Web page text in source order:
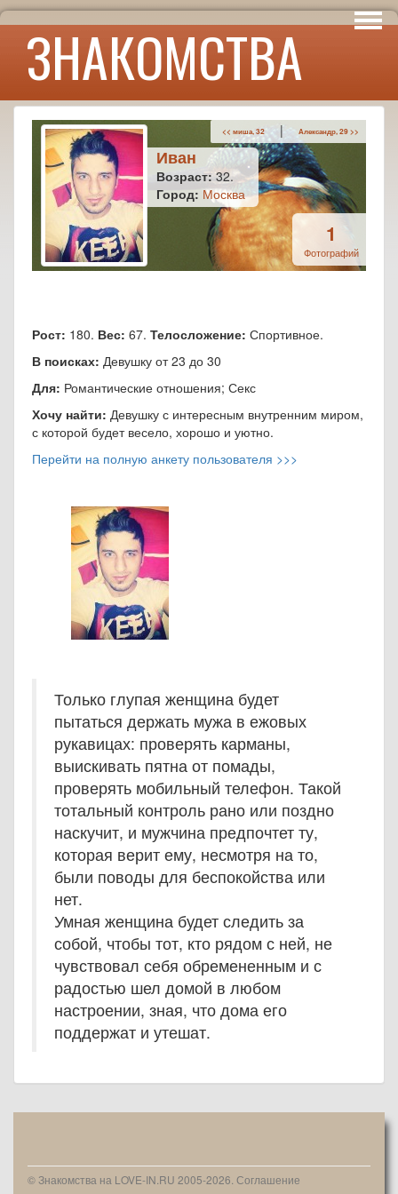
ЗНАКОМСТВА
Интересы
Юмор
Иван
Возраст:32.
Город: Москва
<< миша, 32 | Александр, 29 >>
1
Фотографий
Рост: 180. Вес: 67. Телосложение: Спортивное.
В поисках: Девушку от 23 до 30
Для: Романтические отношения; Секс
Хочу найти: Девушку с интересным внутренним миром,
с которой будет весело, хорошо и уютно.
Перейти на полную анкету пользователя >>>
Только глупая женщина будет
пытаться держать мужа в ежовых
рукавицах: проверять карманы,
выискивать пятна от помады,
проверять мобильный телефон. Такой
тотальный контроль рано или поздно
наскучит, и мужчина предпочтет ту,
которая верит ему, несмотря на то,
были поводы для беспокойства или
нет.
Умная женщина будет следить за
собой, чтобы тот, кто рядом с ней, не
чувствовал себя обремененным и с
радостью шел домой в любом
настроении, зная, что дома его
поддержат и утешат.
© Знакомства на LOVE-IN.RU 2005-2026. Соглашение